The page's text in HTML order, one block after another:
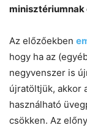
minisztériumnak
Az előzőekben
hogy ha az
negyvenszer is
újratöltjük, akkor
használható
csökken. Az